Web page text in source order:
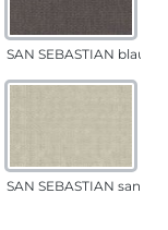
SAN SEBASTIAN blau-
SAN SEBASTIAN sand